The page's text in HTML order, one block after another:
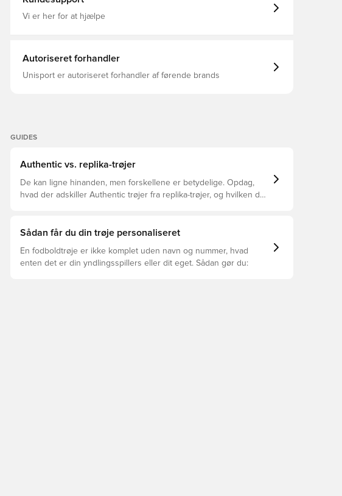
Vi er her for at hjælpe
Autoriseret forhandler
Unisport er autoriseret forhandler af førende brands
GUIDES
Authentic vs. replika-trøjer
De kan ligne hinanden, men forskellene er betydelige. Opdag,
hvad der adskiller Authentic trøjer fra replika-trøjer, og hvilken der
Sådan får du din trøje personaliseret
En fodboldtrøje er ikke komplet uden navn og nummer, hvad
enten det er din yndlingsspillers eller dit eget. Sådan gør du: